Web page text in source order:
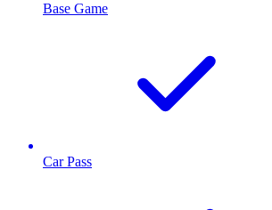
Base Game
Car Pass